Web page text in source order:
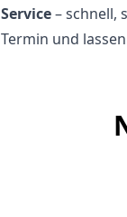
Service– schnell,
Termin und